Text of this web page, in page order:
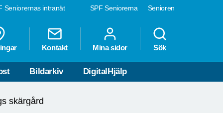
SPF Seniorerna Senioren
Seniorernas intranät
Kontakt Mina sidor Sök
Bildarkiv DigitalHjälp
skärgård